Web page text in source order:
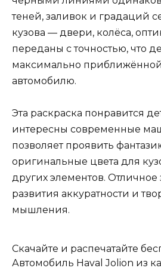
теней, заливок и градаций
кузова — двери, колёса,
переданы с точностью, что
максимально
автомобилю.
Эта раскраска понравится
интересны современные
позволяет проявить
оригинальные цвета для
других элементов. Отличное
развития аккуратности и
мышления.
Скачайте и распечатайте
Автомобиль Haval Jolion из